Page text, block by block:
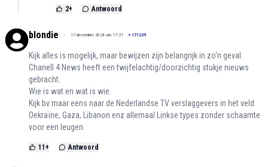
2+ Antwoord
blondie 17 december 2024 om 17:21 + 171239
Kijk alles is mogelijk, maar bewijzen zijn belangrijk in zo'n geval.
Chanell 4 News heeft een twijfelachtig/doorzichtig stukje nieuws
gebracht.
Wie is wat en wat is wie.
Kijk bv maar eens naar de Nederlandse TV verslaggevers in het veld
Oekraïne, Gaza, Libanon enz allemaal Linkse types zonder schaamte
voor een leugen.
11 + Antwoord